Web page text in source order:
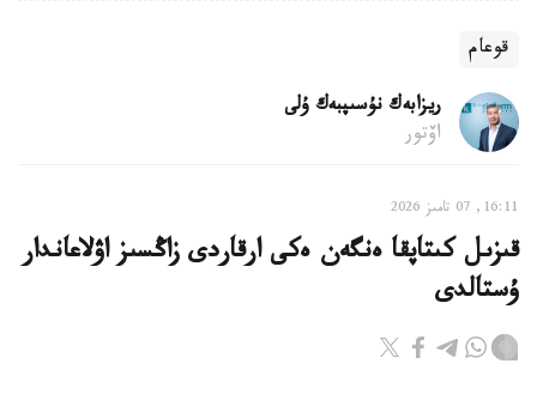
قوعام
ريزابەك نۇسىپبەك ۇلى
اۆتور
16:11, 07 تامىز 2026
قىزىل كىتاپقا ەنگەن ەكى ارقاردى زاڭسىز اۋلاعاندار
ۇستالدى